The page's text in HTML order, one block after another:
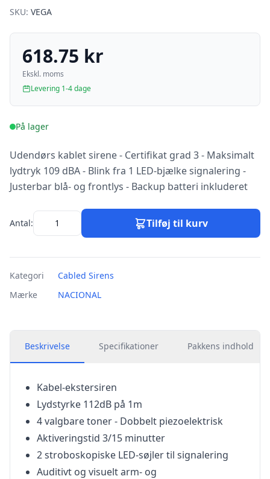
SKU: VEGA
618.75 kr
Ekskl. moms
Levering 1-4 dage
På lager
Udendørs kablet sirene - Certifikat grad 3 - Maksimalt
lydtryk 109 dBA - Blink fra 1 LED-bjælke signalering -
Justerbar blå- og frontlys - Backup batteri inkluderet
Antal: Tilføj til kurv
Kategori
Cabled Sirens
Mærke
NACIONAL
Beskrivelse Specifikationer Pakkens indhold
Kabel-ekstersiren
Lydstyrke 112dB på 1m
4 valgbare toner - Dobbelt piezoelektrisk
Aktiveringstid 3/15 minutter
2 stroboskopiske LED-søjler til signalering
Auditivt og visuelt arm- og